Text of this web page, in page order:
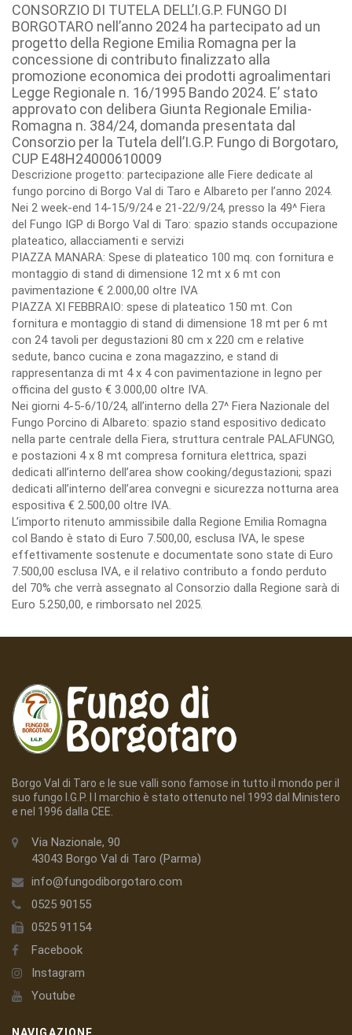
CONSORZIO DI TUTELA DELL’I.G.P. FUNGO DI
BORGOTARO nell’anno 2024 ha partecipato ad un
progetto della Regione Emilia Romagna per la
concessione di contributo finalizzato alla
promozione economica dei prodotti agroalimentari
Legge Regionale n. 16/1995 Bando 2024. E’ stato
approvato con delibera Giunta Regionale Emilia-
Romagna n. 384/24, domanda presentata dal
Consorzio per la Tutela dell’I.G.P. Fungo di Borgotaro,
CUP E48H24000610009
Descrizione progetto: partecipazione alle Fiere dedicate al
fungo porcino di Borgo Val di Taro e Albareto per l’anno 2024.
Nei 2 week-end 14-15/9/24 e 21-22/9/24, presso la 49^ Fiera
del Fungo IGP di Borgo Val di Taro: spazio stands occupazione
plateatico, allacciamenti e servizi
PIAZZA MANARA: Spese di plateatico 100 mq. con fornitura e
montaggio di stand di dimensione 12 mt x 6 mt con
pavimentazione € 2.000,00 oltre IVA
PIAZZA XI FEBBRAIO: spese di plateatico 150 mt. Con
fornitura e montaggio di stand di dimensione 18 mt per 6 mt
con 24 tavoli per degustazioni 80 cm x 220 cm e relative
sedute, banco cucina e zona magazzino, e stand di
rappresentanza di mt 4 x 4 con pavimentazione in legno per
officina del gusto € 3.000,00 oltre IVA.
Nei giorni 4-5-6/10/24, all’interno della 27^ Fiera Nazionale del
Fungo Porcino di Albareto: spazio stand espositivo dedicato
nella parte centrale della Fiera, struttura centrale PALAFUNGO,
e postazioni 4 x 8 mt compresa fornitura elettrica, spazi
dedicati all’interno dell’area show cooking/degustazioni; spazi
dedicati all’interno dell’area convegni e sicurezza notturna area
espositiva € 2.500,00 oltre IVA.
L’importo ritenuto ammissibile dalla Regione Emilia Romagna
col Bando è stato di Euro 7.500,00, esclusa IVA, le spese
effettivamente sostenute e documentate sono state di Euro
7.500,00 esclusa IVA, e il relativo contributo a fondo perduto
del 70% che verrà assegnato al Consorzio dalla Regione sarà di
Euro 5.250,00, e rimborsato nel 2025.
Borgo Val di Taro e le sue valli sono famose in tutto il mondo per il
suo fungo I.G.P. I l marchio è stato ottenuto nel 1993 dal Ministero
e nel 1996 dalla CEE.
Via Nazionale, 90
43043 Borgo Val di Taro (Parma)
info@fungodiborgotaro.com
0525 90155
0525 91154
Facebook
Instagram
Youtube